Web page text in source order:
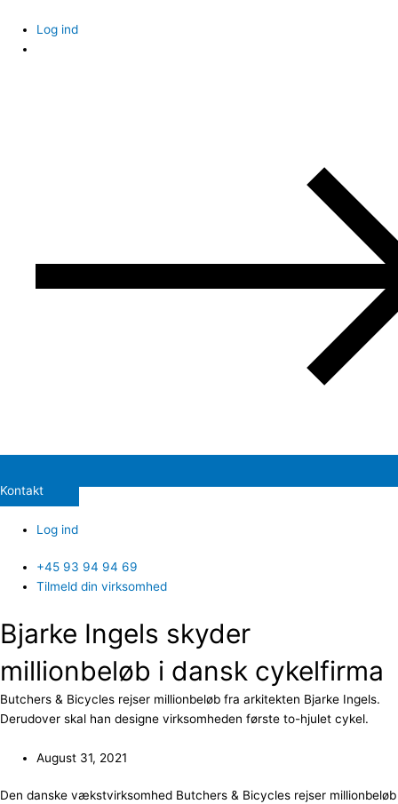
content
Log ind
Kontakt
Log ind
+45 93 94 94 69
Tilmeld din virksomhed
Bjarke Ingels skyder
millionbeløb i dansk cykelfirma
Butchers & Bicycles rejser millionbeløb fra arkitekten Bjarke Ingels.
Derudover skal han designe virksomheden første to-hjulet cykel.
August 31, 2021
Den danske vækstvirksomhed Butchers & Bicycles rejser millionbeløb